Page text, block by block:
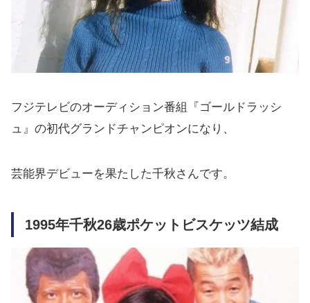
フジテレビのオーディション番組『ゴールドラッシ
ュ』の初代グランドチャンピオンになり、
芸能界デビューを果たした千秋さんです。
1995年千秋26歳ポケットビスケッツ結成